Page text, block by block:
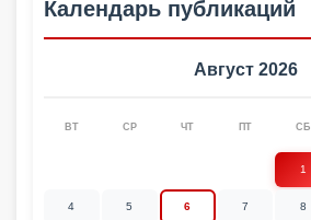
Календарь публикаций
Август 2026
ВТ СР ЧТ ПТ СБ
1
4 5 6 7 8